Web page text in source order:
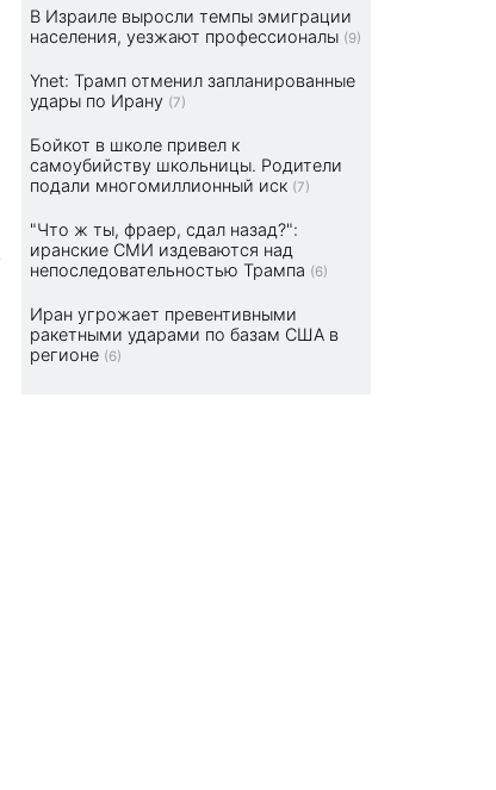
В Израиле выросли темпы эмиграции
населения, уезжают профессионалы (9)
Ynet: Трамп отменил запланированные
удары по Ирану (7)
Бойкот в школе привел к
самоубийству школьницы. Родители
подали многомиллионный иск (7)
"Что ж ты, фраер, сдал назад?":
иранские СМИ издеваются над
непоследовательностью Трампа (6)
Иран угрожает превентивными
ракетными ударами по базам США в
регионе (6)